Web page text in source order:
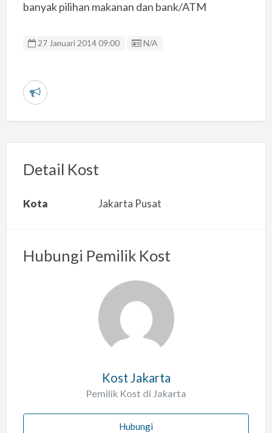
banyak pilihan makanan dan bank/ATM
27 Januari 2014 09:00 Listing ID
N/A
L
r
a
s
Detail Kost
Kota Jakarta Pusat
Hubungi Pemilik Kost
Kost Jakarta
Pemilik Kost di Jakarta
Hubungi